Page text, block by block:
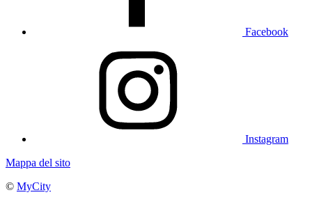
Facebook
Instagram
Mappa del sito
© MyCity